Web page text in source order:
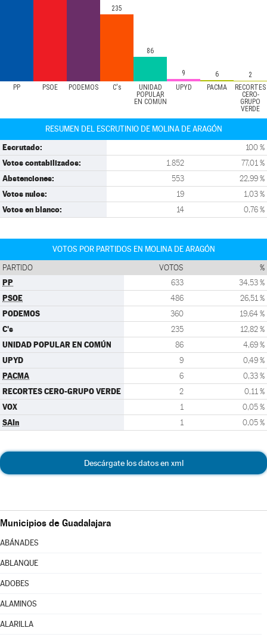
PP PSOE PODEMOS C's
UNIDAD
POPULAR
EN COMÚN
UPYD PACMA
RECORTES
CERO-
GRUPO
VERDE
235
86
9 6 2
RESUMEN DEL ESCRUTINIO DE MOLINA DE ARAGÓN
Escrutado: 100 %
Votos contabilizados: 1.852 77,01 %
Abstenciones: 553 22,99 %
Votos nulos: 19 1,03 %
Votos en blanco: 14 0,76 %
VOTOS POR PARTIDOS EN MOLINA DE ARAGÓN
PARTIDO VOTOS %
PP 633 34,53 %
PSOE 486 26,51 %
PODEMOS 360 19,64 %
C's 235 12,82 %
UNIDAD POPULAR EN COMÚN 86 4,69 %
UPYD 9 0,49 %
PACMA 6 0,33 %
RECORTES CERO-GRUPO VERDE 2 0,11 %
VOX 1 0,05 %
SAIn 1 0,05 %
Descárgate los datos en xml
Municipios de Guadalajara
ABÁNADES
ABLANQUE
ADOBES
ALAMINOS
ALARILLA